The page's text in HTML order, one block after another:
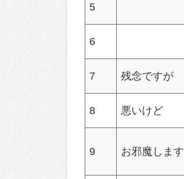
5
6
7 残念ですが
8 悪いけど
9 お邪魔します